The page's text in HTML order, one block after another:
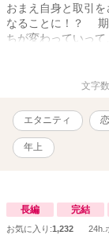
おまえ自身と取引
なることに！？ 期
ちが変わっていっ
文字
エタニティ
年上
長編 完結
お気に入り:1,232 24h.